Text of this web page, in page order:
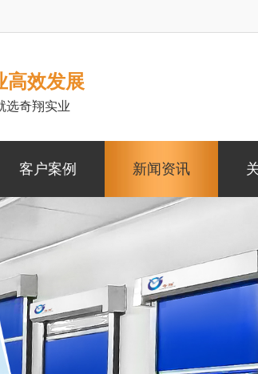
高效发展
选奇翔实业
客户案例 新闻资讯